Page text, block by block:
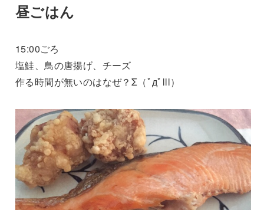
昼ごはん
15:00ごろ
塩鮭、鳥の唐揚げ、チーズ
作る時間が無いのはなぜ？Σ（ﾟдﾟlll）